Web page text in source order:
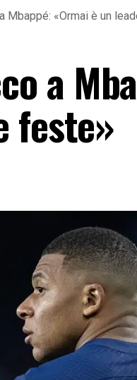
Mbappé: «Ormai è un
a
feste»